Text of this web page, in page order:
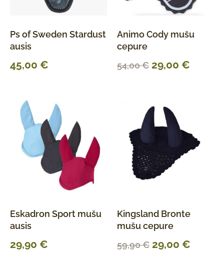
Ps of Sweden Stardust
ausis
45,00 €
Animo Cody mušu
cepure
54,00€ 29,00 €
Eskadron Sport mušu
ausis
29,90 €
Kingsland Bronte
mušu cepure
59,90€ 29,00 €